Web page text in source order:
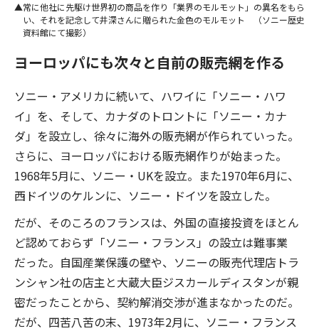
常に他社に先駆け世界初の商品を作り「業界のモルモット」の異名をもら
い、それを記念して井深さんに贈られた金色のモルモット （ソニー歴史
資料館にて撮影）
ヨーロッパにも次々と自前の販売網を作る
ソニー・アメリカに続いて、ハワイに「ソニー・ハワ
イ」を、そして、カナダのトロントに「ソニー・カナ
ダ」を設立し、徐々に海外の販売網が作られていった。
さらに、ヨーロッパにおける販売網作りが始まった。
1968年5月に、ソニー・UKを設立。また1970年6月に、
西ドイツのケルンに、ソニー・ドイツを設立した。
だが、そのころのフランスは、外国の直接投資をほとん
ど認めておらず「ソニー・フランス」の設立は難事業
だった。自国産業保護の壁や、ソニーの販売代理店トラ
ンシャン社の店主と大蔵大臣ジスカールディスタンが親
密だったことから、契約解消交渉が進まなかったのだ。
だが、四苦八苦の末、1973年2月に、ソニー・フランス